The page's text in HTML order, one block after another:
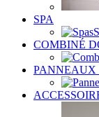
SPA
COMBINÉ